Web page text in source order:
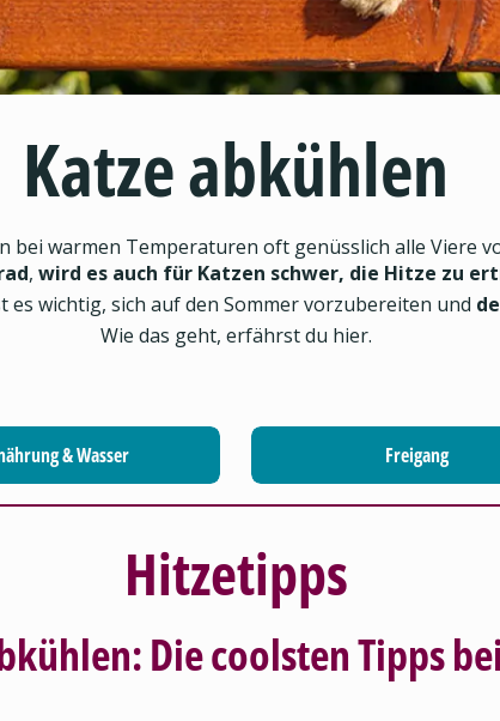
Katze abkühlen
bei warmen Temperaturen oft genüsslich alle Viere
, wird es auch für Katzen schwer, die Hitze zu
es wichtig, sich auf den Sommer vorzubereiten und
Wie das geht, erfährst du hier.
& Wasser Freigang
Hitzetipps
Die coolsten Tipps